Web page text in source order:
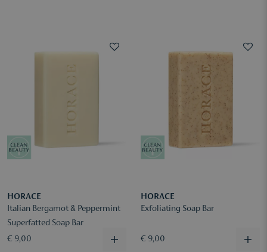
HORACE
Italian Bergamot & Peppermint
Superfatted Soap Bar
€ 9,00
HORACE
Exfoliating Soap Bar
€ 9,00